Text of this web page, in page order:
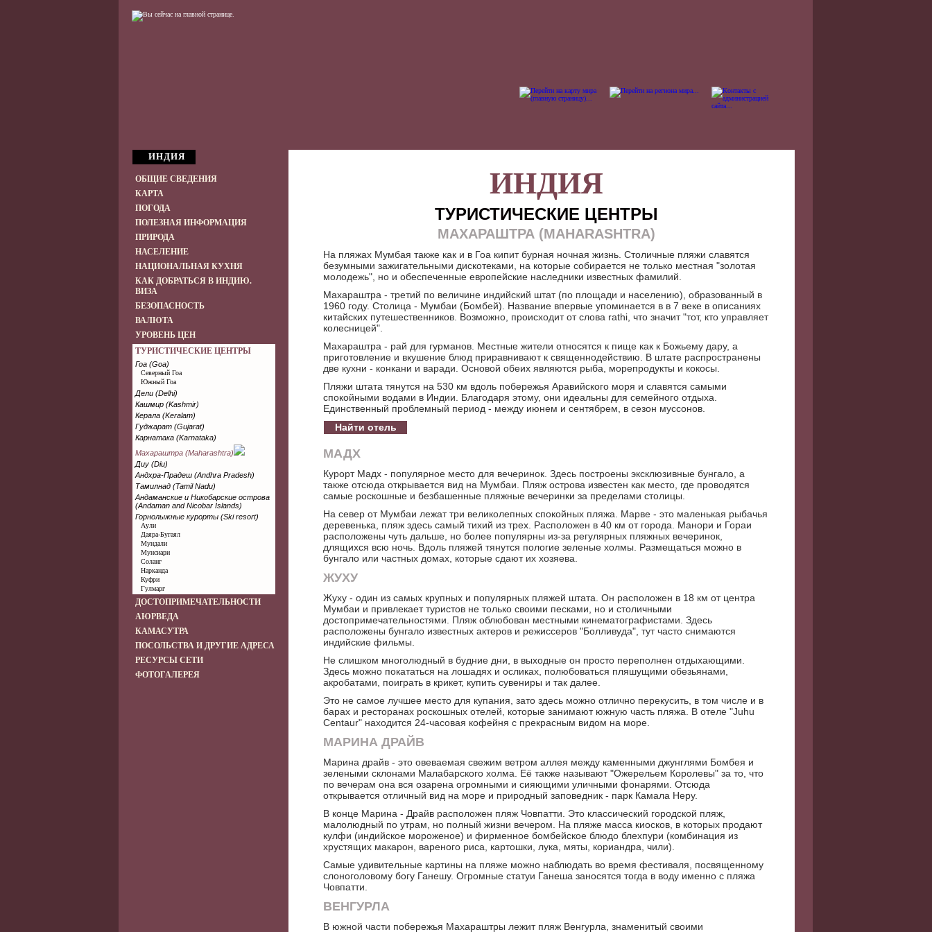
ИНДИЯ
ОБЩИЕ СВЕДЕНИЯ
КАРТА
ПОГОДА
ПОЛЕЗНАЯ ИНФОРМАЦИЯ
ПРИРОДА
НАСЕЛЕНИЕ
НАЦИОНАЛЬНАЯ КУХНЯ
КАК ДОБРАТЬСЯ В ИНДИЮ.
ВИЗА
БЕЗОПАСНОСТЬ
ВАЛЮТА
УРОВЕНЬ ЦЕН
ТУРИСТИЧЕСКИЕ ЦЕНТРЫ
Гоа (Goa)
Северный Гоа
Южный Гоа
Дели (Delhi)
Кашмир (Kashmir)
Керала (Keralam)
Гуджарат (Gujarat)
Карнатака (Karnataka)
Махараштра (Maharashtra)
Диу (Diu)
Андхра-Прадеш (Andhra Pradesh)
Тамилнад (Tamil Nadu)
Андаманские и Никобарские острова
(Andaman and Nicobar Islands)
Горнолыжные курорты (Ski resort)
Аули
Даяра-Бугаял
Мундали
Мунсиари
Соланг
Нарканда
Куфри
Гулмарг
ДОСТОПРИМЕЧАТЕЛЬНОСТИ
АЮРВЕДА
КАМАСУТРА
ПОСОЛЬСТВА И ДРУГИЕ АДРЕСА
РЕСУРСЫ СЕТИ
ФОТОГАЛЕРЕЯ
ИНДИЯ
ТУРИСТИЧЕСКИЕ ЦЕНТРЫ
МАХАРАШТРА (MAHARASHTRA)
На пляжах Мумбая также как и в Гоа кипит бурная ночная жизнь. Столичные пляжи славятся
безумными зажигательными дискотеками, на которые собирается не только местная "золотая
молодежь", но и обеспеченные европейские наследники известных фамилий.
Махараштра - третий по величине индийский штат (по площади и населению), образованный в
1960 году. Столица - Мумбаи (Бомбей). Название впервые упоминается в в 7 веке в описаниях
китайских путешественников. Возможно, происходит от слова rathi, что значит "тот, кто управляет
колесницей".
Махараштра - рай для гурманов. Местные жители относятся к пище как к Божьему дару, а
приготовление и вкушение блюд приравнивают к священнодействию. В штате распространены
две кухни - конкани и варади. Основой обеих являются рыба, морепродукты и кокосы.
Пляжи штата тянутся на 530 км вдоль побережья Аравийского моря и славятся самыми
спокойными водами в Индии. Благодаря этому, они идеальны для семейного отдыха.
Единственный проблемный период - между июнем и сентябрем, в сезон муссонов.
Найти отель
МАДХ
Курорт Мадх - популярное место для вечеринок. Здесь построены эксклюзивные бунгало, а
также отсюда открывается вид на Мумбаи. Пляж острова известен как место, где проводятся
самые роскошные и безбашенные пляжные вечеринки за пределами столицы.
На север от Мумбаи лежат три великолепных спокойных пляжа. Марве - это маленькая рыбачья
деревенька, пляж здесь самый тихий из трех. Расположен в 40 км от города. Манори и Гораи
расположены чуть дальше, но более популярны из-за регулярных пляжных вечеринок,
длящихся всю ночь. Вдоль пляжей тянутся пологие зеленые холмы. Размещаться можно в
бунгало или частных домах, которые сдают их хозяева.
ЖУХУ
Жуху - один из самых крупных и популярных пляжей штата. Он расположен в 18 км от центра
Мумбаи и привлекает туристов не только своими песками, но и столичными
достопримечательностями. Пляж облюбован местными кинематографистами. Здесь
расположены бунгало известных актеров и режиссеров "Болливуда", тут часто снимаются
индийские фильмы.
Не слишком многолюдный в будние дни, в выходные он просто переполнен отдыхающими.
Здесь можно покататься на лошадях и осликах, полюбоваться пляшущими обезьянами,
акробатами, поиграть в крикет, купить сувениры и так далее.
Это не самое лучшее место для купания, зато здесь можно отлично перекусить, в том числе и в
барах и ресторанах роскошных отелей, которые занимают южную часть пляжа. В отеле "Juhu
Centaur" находится 24-часовая кофейня с прекрасным видом на море.
МАРИНА ДРАЙВ
Марина драйв - это овеваемая свежим ветром аллея между каменными джунглями Бомбея и
зелеными склонами Малабарского холма. Её также называют "Ожерельем Королевы" за то, что
по вечерам она вся озарена огромными и сияющими уличными фонарями. Отсюда
открывается отличный вид на море и природный заповедник - парк Камала Неру.
В конце Марина - Драйв расположен пляж Човпатти. Это классический городской пляж,
малолюдный по утрам, но полный жизни вечером. На пляже масса киосков, в которых продают
кулфи (индийское мороженое) и фирменное бомбейское блюдо блехпури (комбинация из
хрустящих макарон, вареного риса, картошки, лука, мяты, кориандра, чили).
Самые удивительные картины на пляже можно наблюдать во время фестиваля, посвященному
слоноголовому богу Ганешу. Огромные статуи Ганеша заносятся тогда в воду именно с пляжа
Човпатти.
ВЕНГУРЛА
В южной части побережья Махараштры лежит пляж Венгурла, знаменитый своими